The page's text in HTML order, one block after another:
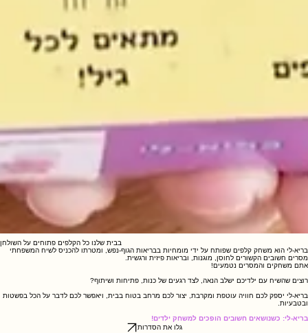
00:00/00:00
בריא-לי הוא משחק קלפים שפותח על ידי מומחיות בבריאות הגוף-נפש, ומטרתו להכניס לשיח המשפחתי
מסרים חשובים הקשורים לחוסן, מוגנות, ובריאות פיזית ורגשית.
אתם משחקים והמסרים נטמעים!
רוצים שהשיח עם ילדיכם ישלב הנאה, לצד רגעים של כנות, פתיחות ושיתוף?
ובטבעיות.